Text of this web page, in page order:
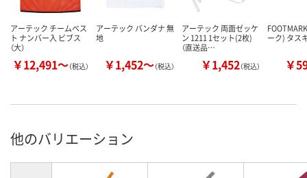
アーテック チームベス
ト ナンバー入 ビブス
（大）
￥12,491～（税込）
アーテック バンダナ 無
地
￥1,452～（税込）
アーテック 両面ゼッケ
ン 1211 1セット(2枚)
（直送品…
￥1,452（税込）
ーク) タス
￥
他のバリエーション